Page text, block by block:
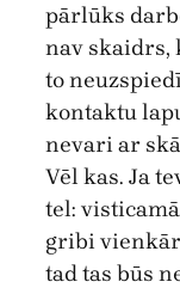
pārlūks
nav skaidrs,
to
kontaktu
nevari ar
Vēl kas. Ja
tel:
gribi
tad tas būs